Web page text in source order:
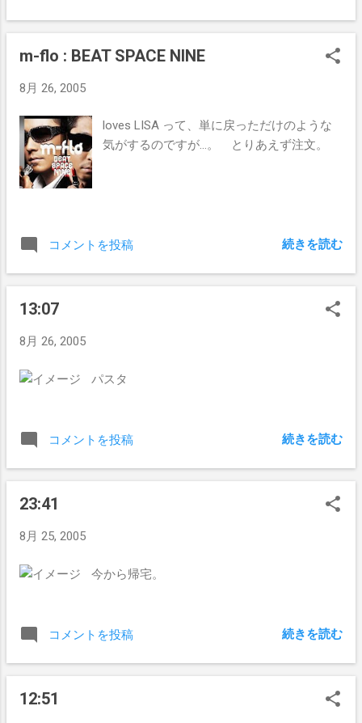
m-flo : BEAT SPACE NINE
8月 26, 2005
loves LISA って、単に戻っただけのような
気がするのですが…。 とりあえず注文。
コメントを投稿 続きを読む
13:07
8月 26, 2005
パスタ
コメントを投稿 続きを読む
23:41
8月 25, 2005
今から帰宅。
コメントを投稿 続きを読む
12:51